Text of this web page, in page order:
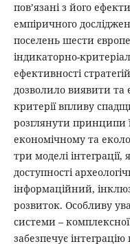
пов’язані з його
емпіричного
поселень шести
індикаторно-
ефективності
дозволило виявити та
критерії впливу
розглянути принципи
економічному та
три моделі
доступності
інформаційний,
розвиток. Особливу
системи –
забезпечує